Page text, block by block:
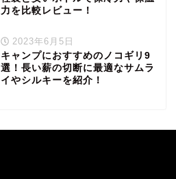
力を比較レビュー！
2023年6月5日
キャンプにおすすめのノコギリ9
選！長い薪の切断に最適なサムラ
イやシルキーを紹介！